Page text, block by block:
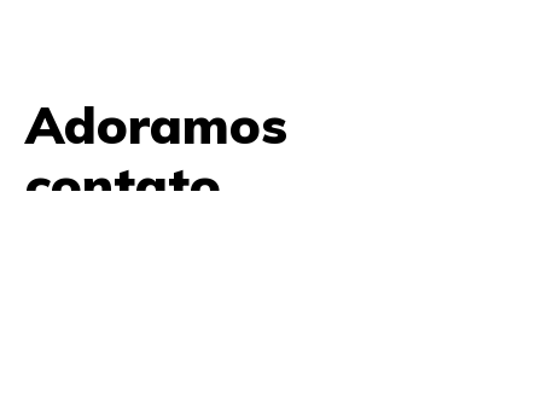
Adoramos
contato.